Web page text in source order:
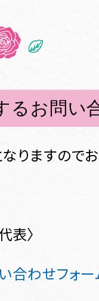
るお問い
りますので
表〉
合わせフォー